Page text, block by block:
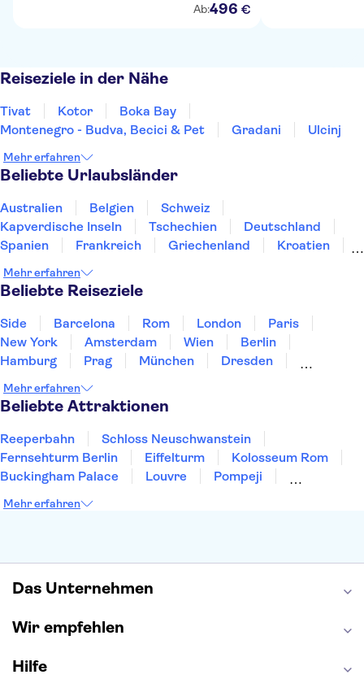
Ab:496 €
Reiseziele in der Nähe
Tivat Kotor
Boka Bay
Montenegro - Budva, Becici & Pet
Gradani Ulcinj
Mehr erfahren
Beliebte Urlaubsländer
Australien Belgien
Schweiz
Kapverdische Inseln
Tschechien
Deutschland
Spanien
Frankreich Griechenland
Kroatien
Norwegen
Polen
Mehr erfahren
Beliebte Reiseziele
Side Barcelona Rom London
Paris
New York
Amsterdam Wien
Berlin
Hamburg
Prag München
Dresden
Heidelberg
Bremen
Mehr erfahren
Beliebte Attraktionen
Reeperbahn
Schloss Neuschwanstein
Fernsehturm Berlin
Eiffelturm
Kolosseum Rom
Buckingham Palace
Louvre
Pompeji
Moulin Rouge
Mehr erfahren
Das Unternehmen
Wir empfehlen
Hilfe